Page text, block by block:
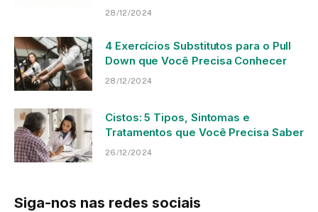
28/12/2024
4 Exercícios Substitutos para o Pull
Down que Você Precisa Conhecer
28/12/2024
Cistos: 5 Tipos, Sintomas e
Tratamentos que Você Precisa Saber
26/12/2024
Siga-nos nas redes sociais